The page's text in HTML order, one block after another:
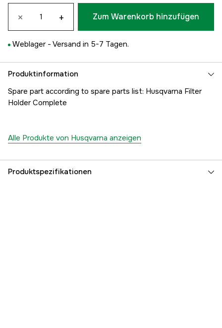
× + Zum Warenkorb hinzufügen
Weblager - Versand in 5-7 Tagen.
Produktinformation
Spare part according to spare parts list: Husqvarna Filter
Holder Complete
Alle Produkte von Husqvarna anzeigen
Produktspezifikationen